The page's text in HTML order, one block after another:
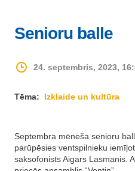
Senioru balle
24. septembris, 2023,
Tēma: Izklaide un kultūra
Septembra mēneša senioru
parūpēsies ventspilnieku
saksofonists Aigars Lasmanis.